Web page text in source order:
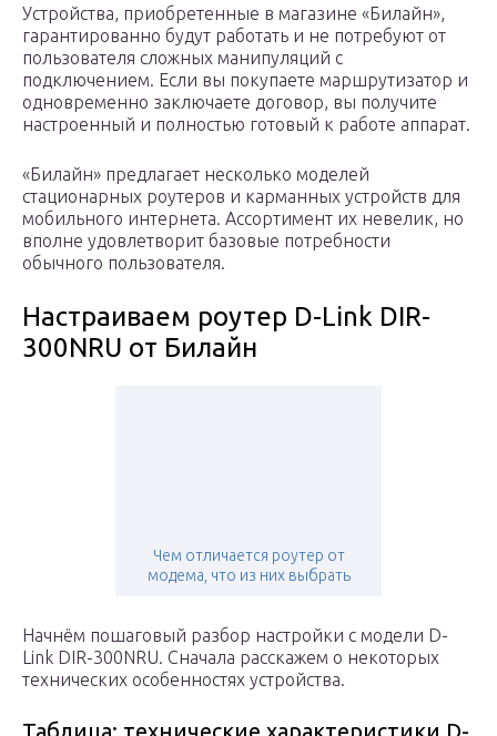
Устройства, приобретенные в магазине «Билайн»,
гарантированно будут работать и не потребуют от
пользователя сложных манипуляций с
подключением. Если вы покупаете маршрутизатор и
одновременно заключаете договор, вы получите
настроенный и полностью готовый к работе аппарат.
«Билайн» предлагает несколько моделей
стационарных роутеров и карманных устройств для
мобильного интернета. Ассортимент их невелик, но
вполне удовлетворит базовые потребности
обычного пользователя.
Настраиваем роутер D-Link DIR-
300NRU от Билайн
Чем отличается роутер от
модема, что из них выбрать
Начнём пошаговый разбор настройки с модели D-
Link DIR-300NRU. Сначала расскажем о некоторых
технических особенностях устройства.
Таблица: технические характеристики D-